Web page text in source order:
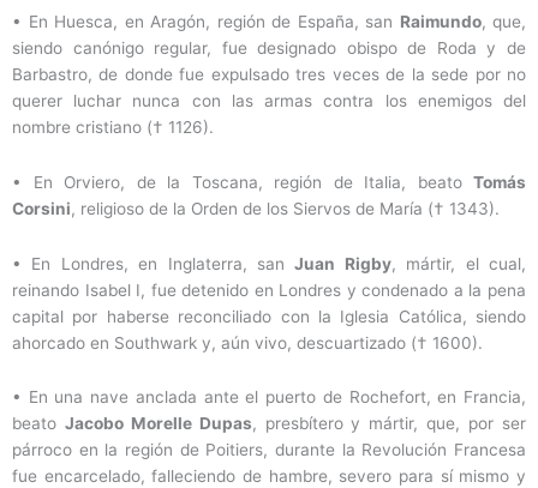
• En Huesca, en Aragón, región de España, san Raimundo, que,
siendo canónigo regular, fue designado obispo de Roda y de
Barbastro, de donde fue expulsado tres veces de la sede por no
querer luchar nunca con las armas contra los enemigos del
nombre cristiano († 1126).
• En Orviero, de la Toscana, región de Italia, beato Tomás
Corsini, religioso de la Orden de los Siervos de María († 1343).
• En Londres, en Inglaterra, sanJuan Rigby, mártir, el cual,
reinando Isabel I, fue detenido en Londres y condenado a la pena
capital por haberse reconciliado con la Iglesia Católica, siendo
ahorcado en Southwark y, aún vivo, descuartizado († 1600).
• En una nave anclada ante el puerto de Rochefort, en Francia,
beato Jacobo Morelle Dupas, presbítero y mártir, que, por ser
párroco en la región de Poitiers, durante la Revolución Francesa
fue encarcelado, falleciendo de hambre, severo para sí mismo y